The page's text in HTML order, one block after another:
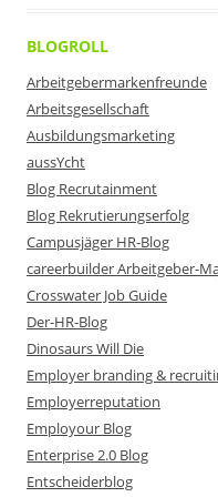
BLOGROLL
Arbeitgebermarkenfreunde
Arbeitsgesellschaft
Ausbildungsmarketing
aussYcht
Blog Recrutainment
Blog Rekrutierungserfolg
Campusjäger HR-Blog
careerbuilder Arbeitgeber-
Crosswater Job Guide
Der-HR-Blog
Dinosaurs Will Die
Employer branding &
Employerreputation
Employour Blog
Enterprise 2.0 Blog
Entscheiderblog